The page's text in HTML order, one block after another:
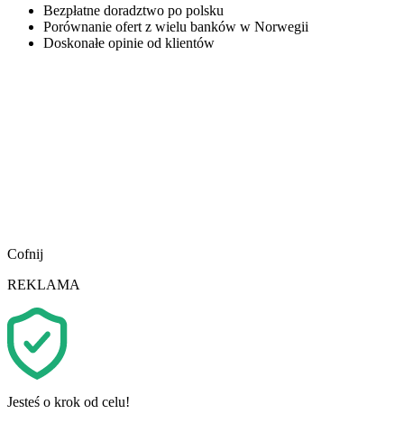
Bezpłatne doradztwo po polsku
Porównanie ofert z wielu banków w Norwegii
Doskonałe opinie od klientów
Cofnij
REKLAMA
Jesteś o krok od celu!